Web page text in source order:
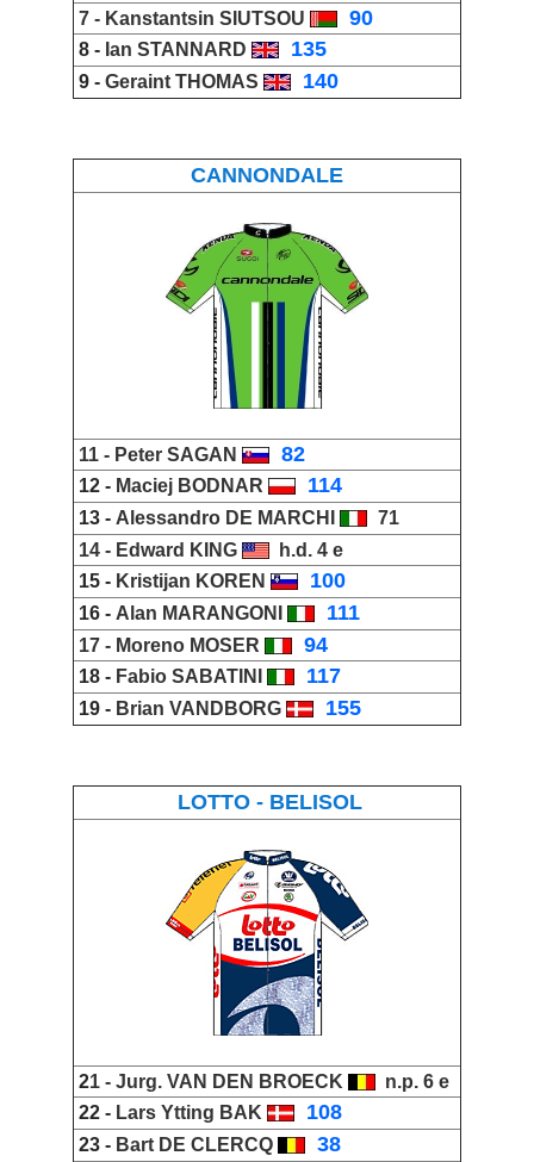
7 - Kanstantsin SIUTSOU 90
8 - Ian STANNARD 135
9 - Geraint THOMAS 140
CANNONDALE
11 - Peter SAGAN 82
12 - Maciej BODNAR 114
13 - Alessandro DE MARCH
71
14 - Edward KING
h.d. 4 e
15 - Kristijan KOREN 100
16 - Alan MARANGONI 111
17 - Moreno MOSER 94
18 - Fabio SABATINI 117
19 - Brian VANDBORG 155
LOTTO - BELISOL
21 - Jurg. VAN DEN BROECK
n.p. 6 e
22 - Lars Ytting BAK 108
23 - Bart DE CLERCQ 38